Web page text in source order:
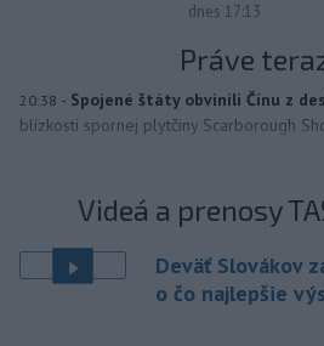
dnes 17:13
Práve
20:38 - Spojené štáty obvinili Čínu z
blízkosti spornej plytčiny Scarborough
Videá a prenosy
Deväť Slovákov
o čo najlepšie